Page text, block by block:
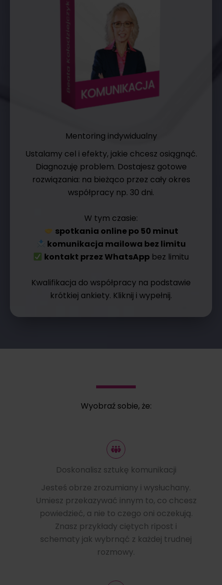
Mentoring indywidualny
Ustalamy cel i efekty, jakie chcesz osiągnąć.
Diagnozuję problem. Dostajesz gotowe
rozwiązania: na bieżąco przez cały okres
współpracy np. 30 dni.
W tym czasie:
spotkania online po 50 minut
komunikacja mailowa bez limitu
kontakt przez WhatsApp bez limitu
Kwalifikacja do współpracy na podstawie
krótkiej ankiety. Kliknij i wypełnij.
Wyobraź sobie, że:
Doskonalisz sztukę komunikacji
Jesteś obrze zrozumiany i wysłuchany.
Umiesz przekazywać innym to, co chcesz
powiedzieć, a nie to czego oni oczekują.
Znasz przykłady ciętych ripost i
schematy jak wybrnąć z każdej trudnej
rozmowy.